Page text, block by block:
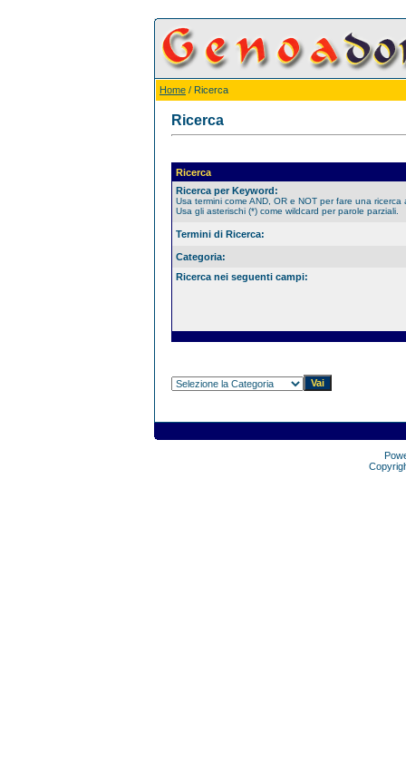
Home / Ricerca
Ricerca
Ricerca
Ricerca per Keyword:
Usa termini come AND, OR e NOT per fare una ricerca
Usa gli asterischi (*) come wildcard per parole parziali.
Termini di Ricerca:
Categoria:
Ricerca nei seguenti campi: